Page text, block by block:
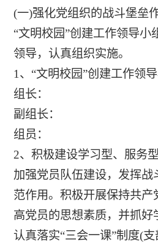
(一)强化党组织的战斗堡垒
“文明校园”创建工作领导小
领导，认真组织实施。
1、“文明校园”创建工作领
组长：
副组长：
组员：
2、积极建设学习型、服务
加强党员队伍建设，发挥战
范作用。积极开展保持共产
高党员的思想素质，并抓好
认真落实“三会一课”制度(